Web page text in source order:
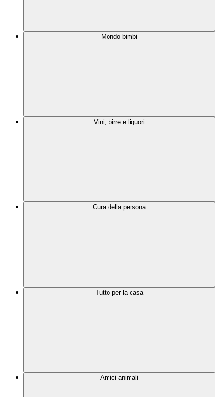
Mondo bimbi
Vini, birre e liquori
Cura della persona
Tutto per la casa
Amici animali